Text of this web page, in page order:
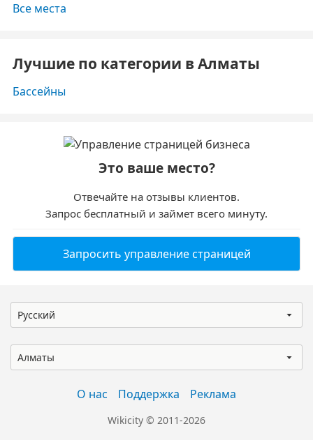
Все места
Лучшие по категории в Алматы
Бассейны
Это ваше место?
Отвечайте на отзывы клиентов.
Запрос бесплатный и займет всего минуту.
Запросить управление страницей
Русский
Алматы
О нас Поддержка Реклама
Wikicity © 2011-2026